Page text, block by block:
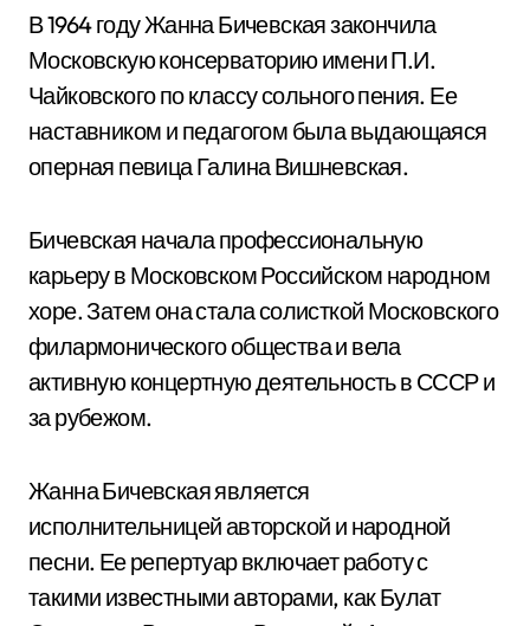
В 1964 году Жанна Бичевская закончила
Московскую консерваторию имени П.И.
Чайковского по классу сольного пения. Ее
наставником и педагогом была выдающаяся
оперная певица Галина Вишневская.
Бичевская начала профессиональную
карьеру в Московском Российском народном
хоре. Затем она стала солисткой Московского
филармонического общества и вела
активную концертную деятельность в СССР и
за рубежом.
Жанна Бичевская является
исполнительницей авторской и народной
песни. Ее репертуар включает работу с
такими известными авторами, как Булат